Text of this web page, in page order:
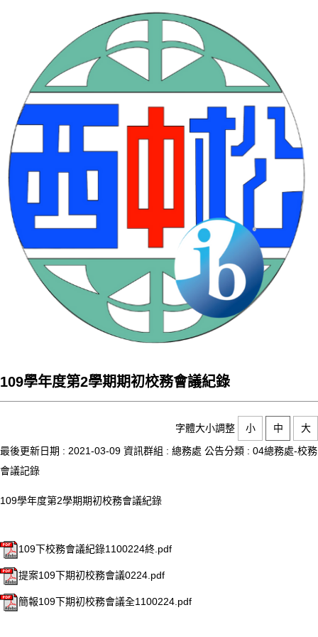
109學年度第2學期期初校務會議紀錄
字體大小調整 小 中
大
最後更新日期 : 2021-03-09 資訊群組 : 總務處 公告分類 : 04總務處-校務
會議記錄
109學年度第2學期期初校務會議紀錄
109下校務會議紀錄1100224終.pdf
提案109下期初校務會議0224.pdf
簡報109下期初校務會議全1100224.pdf